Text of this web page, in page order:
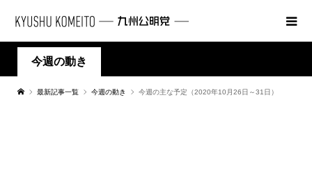
今週の動き
最新記事一覧 今週の動き 今週の主な予定（2020年10月26日～31日）